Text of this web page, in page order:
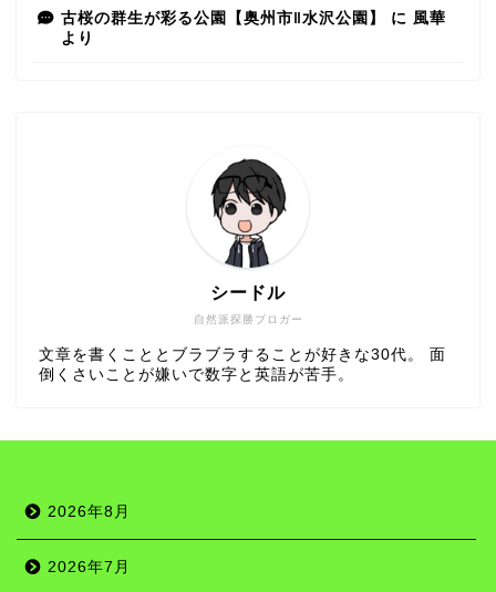
古桜の群生が彩る公園【奥州市‖水沢公園】 に 風華
より
自然派探勝ブロガー
シードル
文章を書くこととブラブラすることが好きな30代。 面
倒くさいことが嫌いで数字と英語が苦手。
2026年8月
2026年7月